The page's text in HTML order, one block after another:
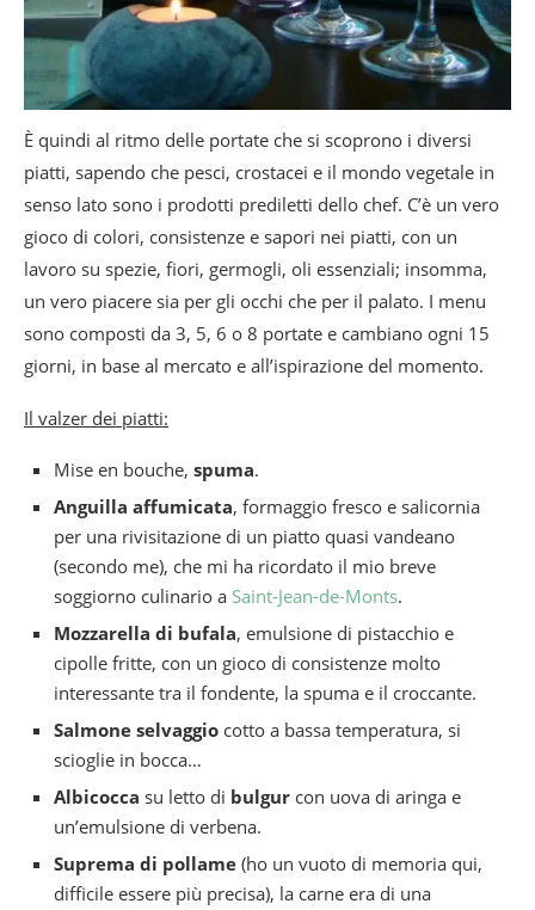
È quindi al ritmo delle portate che si scoprono i diversi
piatti, sapendo che pesci, crostacei e il mondo vegetale in
senso lato sono i prodotti prediletti dello chef. C’è un vero
gioco di colori, consistenze e sapori nei piatti, con un
lavoro su spezie, fiori, germogli, oli essenziali; insomma,
un vero piacere sia per gli occhi che per il palato. I menu
sono composti da 3, 5, 6 o 8 portate e cambiano ogni 15
giorni, in base al mercato e all’ispirazione del momento.
Il valzer dei piatti:
Mise en bouche, spuma.
Anguilla affumicata, formaggio fresco e salicornia
per una rivisitazione di un piatto quasi vandeano
(secondo me), che mi ha ricordato il mio breve
soggiorno culinario a Saint-Jean-de-Monts.
Mozzarella di bufala, emulsione di pistacchio e
cipolle fritte, con un gioco di consistenze molto
interessante tra il fondente, la spuma e il croccante.
Salmone selvaggio cotto a bassa temperatura, si
scioglie in bocca…
Albicocca su letto di bulgur con uova di aringa e
un’emulsione di verbena.
Suprema di pollame (ho un vuoto di memoria qui,
difficile essere più precisa), la carne era di una